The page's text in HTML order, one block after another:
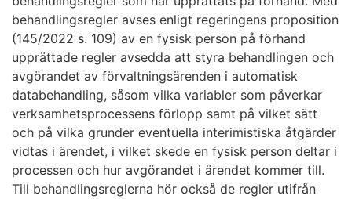
behandlingsregler avses enligt regeringens proposition
(145/2022 s. 109) av en fysisk person på förhand
upprättade regler avsedda att styra behandlingen och
avgörandet av förvaltningsärenden i automatisk
databehandling, såsom vilka variabler som påverkar
verksamhetsprocessens förlopp samt på vilket sätt
och på vilka grunder eventuella interimistiska åtgärder
vidtas i ärendet, i vilket skede en fysisk person deltar i
processen och hur avgörandet i ärendet kommer till.
Till behandlingsreglerna hör också de regler utifrån